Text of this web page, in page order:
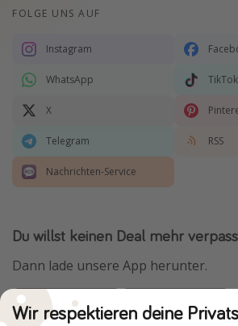
FOLGE UNS AUF
Instagram
WhatsApp TikTok
X
Telegram RSS
Nachrichten-Service
Du willst keinen Deal mehr
Dann lade unsere App herunter.
Wir respektieren deine